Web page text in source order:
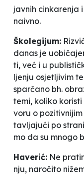
ja­vnih cin­ka­re­nja
nai­vno.
Ško­le­gi­jum:
da­nas je
ti, već i u
lje­nju osje­tlji­vim
sparčano bh.
te­mi, ko­li­ko
vo­ru o
tav­lja­jući po
mo da su mno­go
Ha­ve­rić: Ne
nju, na­ročito